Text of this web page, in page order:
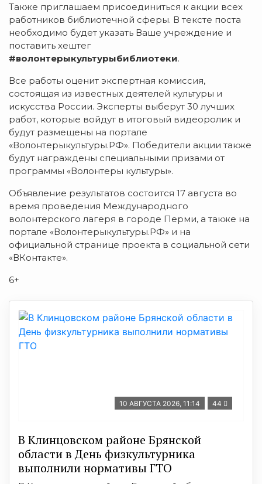
Также приглашаем присоединиться к акции всех
работников библиотечной сферы. В тексте поста
необходимо будет указать Ваше учреждение и
поставить хештег
#волонтерыкультурыбиблиотеки.
Все работы оценит экспертная комиссия,
состоящая из известных деятелей культуры и
искусства России. Эксперты выберут 30 лучших
работ, которые войдут в итоговый видеоролик и
будут размещены на портале
«Волонтерыкультуры.РФ». Победители акции также
будут награждены специальными призами от
программы «Волонтеры культуры».
Объявление результатов состоится 17 августа во
время проведения Международного
волонтерского лагеря в городе Перми, а также на
портале «Волонтерыкультуры.РФ» и на
официальной странице проекта в социальной сети
«ВКонтакте».
6+
10 АВГУСТА 2026, 11:14 44
В Клинцовском районе Брянской
области в День физкультурника
выполнили нормативы ГТО